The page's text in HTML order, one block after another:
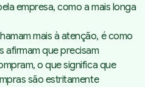
empresa, como a mais longa
mais à atenção, é como
afirmam que precisam
o que significa que
são estritamente